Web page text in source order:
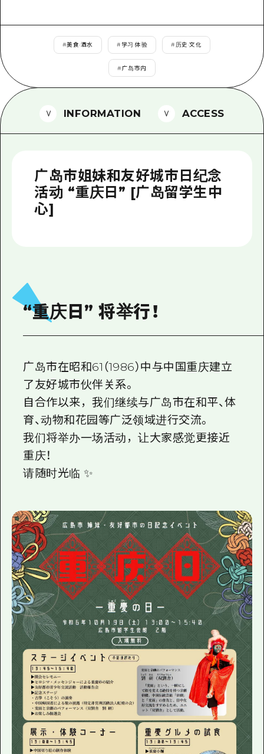
2晚3天
志愿者指南
通过视频介绍广岛县的魅力！
照片下载
#美食·酒水 # 学习·体验 # 历史·文化
#广岛市内
INFORMATION ACCESS
广岛市姐妹和友好城市日纪念
活动 “重庆日” [广岛留学生中
心]
“重庆日” 将举行！
广岛市在昭和61（1986）中与中国重庆建立
了友好城市伙伴关系。
自合作以来，我们继续与广岛市在和平、体
育、动物和花园等广泛领域进行交流。
我们将举办一场活动，让大家感觉更接近
重庆！
请随时光临 ✨